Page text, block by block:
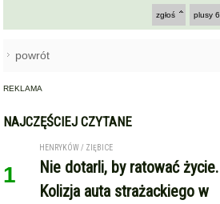
plusy 6
zgłoś
powrót
REKLAMA
NAJCZĘŚCIEJ CZYTANE
1
HENRYKÓW / ZIĘBICE
Nie dotarli, by ratować życie.
Kolizja auta strażackiego w